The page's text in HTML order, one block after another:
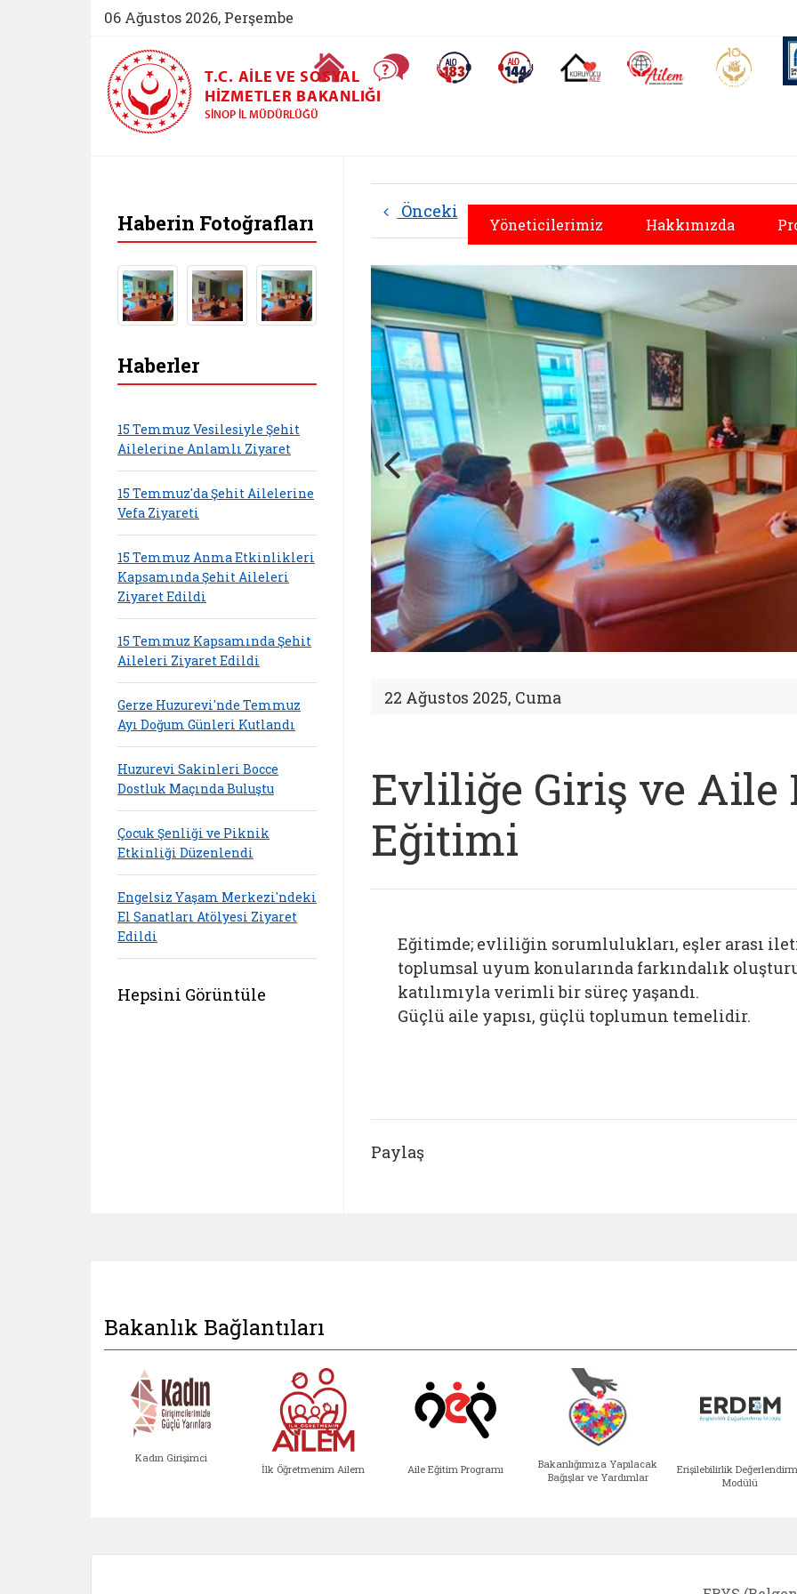
06 Ağustos 2026, Perşembe
Ana Sayfa Sıkça Sorulan SorularAlo 183 (yeni sekmede açılır)Alo 144 (yeni sekmede açılır)Koruyucu Aile (yeni sekmede açılır)
AİLEM İletişim Aile ve
T.C. AILE VE SOSYAL
HIZMETLER BAKANLIĞI
SINOP İL MÜDÜRLÜĞÜ
Yöneticilerimiz Hakkımızda
Önceki
22 Ağustos 2025, Cuma
Evliliğe Giriş ve Aile
Eğitimi
Eğitimde; evliliğin sorumlulukları, eşler arası
toplumsal uyum konularında farkındalık
katılımıyla verimli bir süreç yaşandı.
Güçlü aile yapısı, güçlü toplumun temelidir.
Paylaş
Haberin Fotoğrafları
Haberler
15 Temmuz Vesilesiyle Şehit
Ailelerine Anlamlı Ziyaret
15 Temmuz'da Şehit Ailelerine
Vefa Ziyareti
15 Temmuz Anma Etkinlikleri
Kapsamında Şehit Aileleri
Ziyaret Edildi
15 Temmuz Kapsamında Şehit
Aileleri Ziyaret Edildi
Gerze Huzurevi'nde Temmuz
Ayı Doğum Günleri Kutlandı
Huzurevi Sakinleri Bocce
Dostluk Maçında Buluştu
Çocuk Şenliği ve Piknik
Etkinliği Düzenlendi
Engelsiz Yaşam Merkezi'ndeki
El Sanatları Atölyesi Ziyaret
Edildi
Hepsini Görüntüle
Bakanlık Bağlantıları
Kadın Girişimci
İlk Öğretmenim Ailem Aile Eğitim Programı
Bakanlığımıza Yapılacak
Bağışlar ve Yardımlar
Erişilebilirlik
Modülü